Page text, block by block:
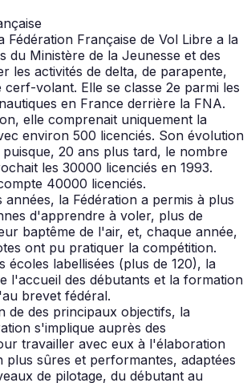
Fédération Française de Vol Libre a la
du Ministère de la Jeunesse et des
les activités de delta, de parapente,
volant. Elle se classe 2e parmi les
en France derrière la FNA.
elle comprenait uniquement la
environ 500 licenciés. Son évolution
20 ans plus tard, le nombre
les 30000 licenciés en 1993.
40000 licenciés.
années, la Fédération a permis à plus
d'apprendre à voler, plus de
baptême de l'air, et, chaque année,
ont pu pratiquer la compétition.
écoles labellisées (plus de 120), la
l'accueil des débutants et la formation
brevet fédéral.
de des principaux objectifs, la
s'implique auprès des
travailler avec eux à l'élaboration
plus sûres et performantes, adaptées
de pilotage, du débutant au